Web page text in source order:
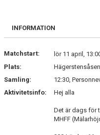
KONTAKT
INFORMATION
Matchstart:
lör 11 april,
Plats:
Samling:
12:30,
Aktivitetsinfo:
Hej alla
Det är dags för
MHFF